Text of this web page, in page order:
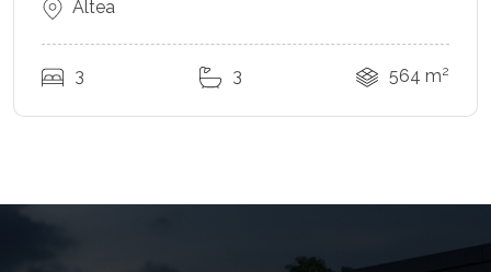
Altea
3 3 564 m2